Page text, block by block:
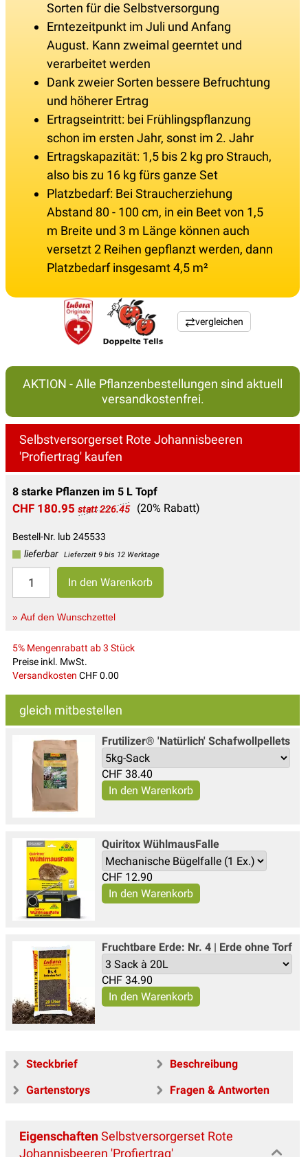
Sorten für die Selbstversorgung
Erntezeitpunkt im Juli und Anfang
August. Kann zweimal geerntet und
verarbeitet werden
Dank zweier Sorten bessere Befruchtung
und höherer Ertrag
Ertragseintritt: bei Frühlingspflanzung
schon im ersten Jahr, sonst im 2. Jahr
Ertragskapazität: 1,5 bis 2 kg pro Strauch,
also bis zu 16 kg fürs ganze Set
Platzbedarf: Bei Straucherziehung
Abstand 80 - 100 cm, in ein Beet von 1,5
m Breite und 3 m Länge können auch
versetzt 2 Reihen gepflanzt werden, dann
Platzbedarf insgesamt 4,5 m²
vergleichen
AKTION - Alle Pflanzenbestellungen sind aktuell
versandkostenfrei.
Selbstversorgerset Rote Johannisbeeren
'Profiertrag' kaufen
8 starke Pflanzen im 5 L Topf
CHF 180.95 statt 226.45 (20% Rabatt)
Bestell-Nr. lub 245533
lieferbar
Lieferzeit 9 bis 12 Werktage
» Auf den Wunschzettel
5% Mengenrabatt ab 3 Stück
Preise inkl. MwSt.
Versandkosten CHF 0.00
gleich mitbestellen
Frutilizer® 'Natürlich' Schafwollpellets
CHF 38.40
Quiritox WühlmausFalle
CHF 12.90
Fruchtbare Erde: Nr. 4 | Erde ohne Torf
CHF 34.90
Steckbrief
Beschreibung
Gartenstorys
Fragen & Antworten
EigenschaftenSelbstversorgerset Rote
Johannisbeeren 'Profiertrag'